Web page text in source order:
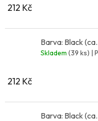
212 Kč
Barva: Black
Skladem (39 ks) |
212 Kč
Barva: Black